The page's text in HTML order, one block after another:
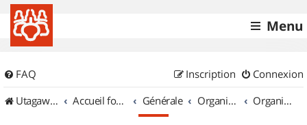
Menu
FAQ Connexion
Inscription
UtagawaVTT (Randos VTT et VTTAE avec traces GPS)
Accueil forum Générale Organisation de sorties & Recherche de partenaires Organisation de sorties en région Nord Pas de Calais